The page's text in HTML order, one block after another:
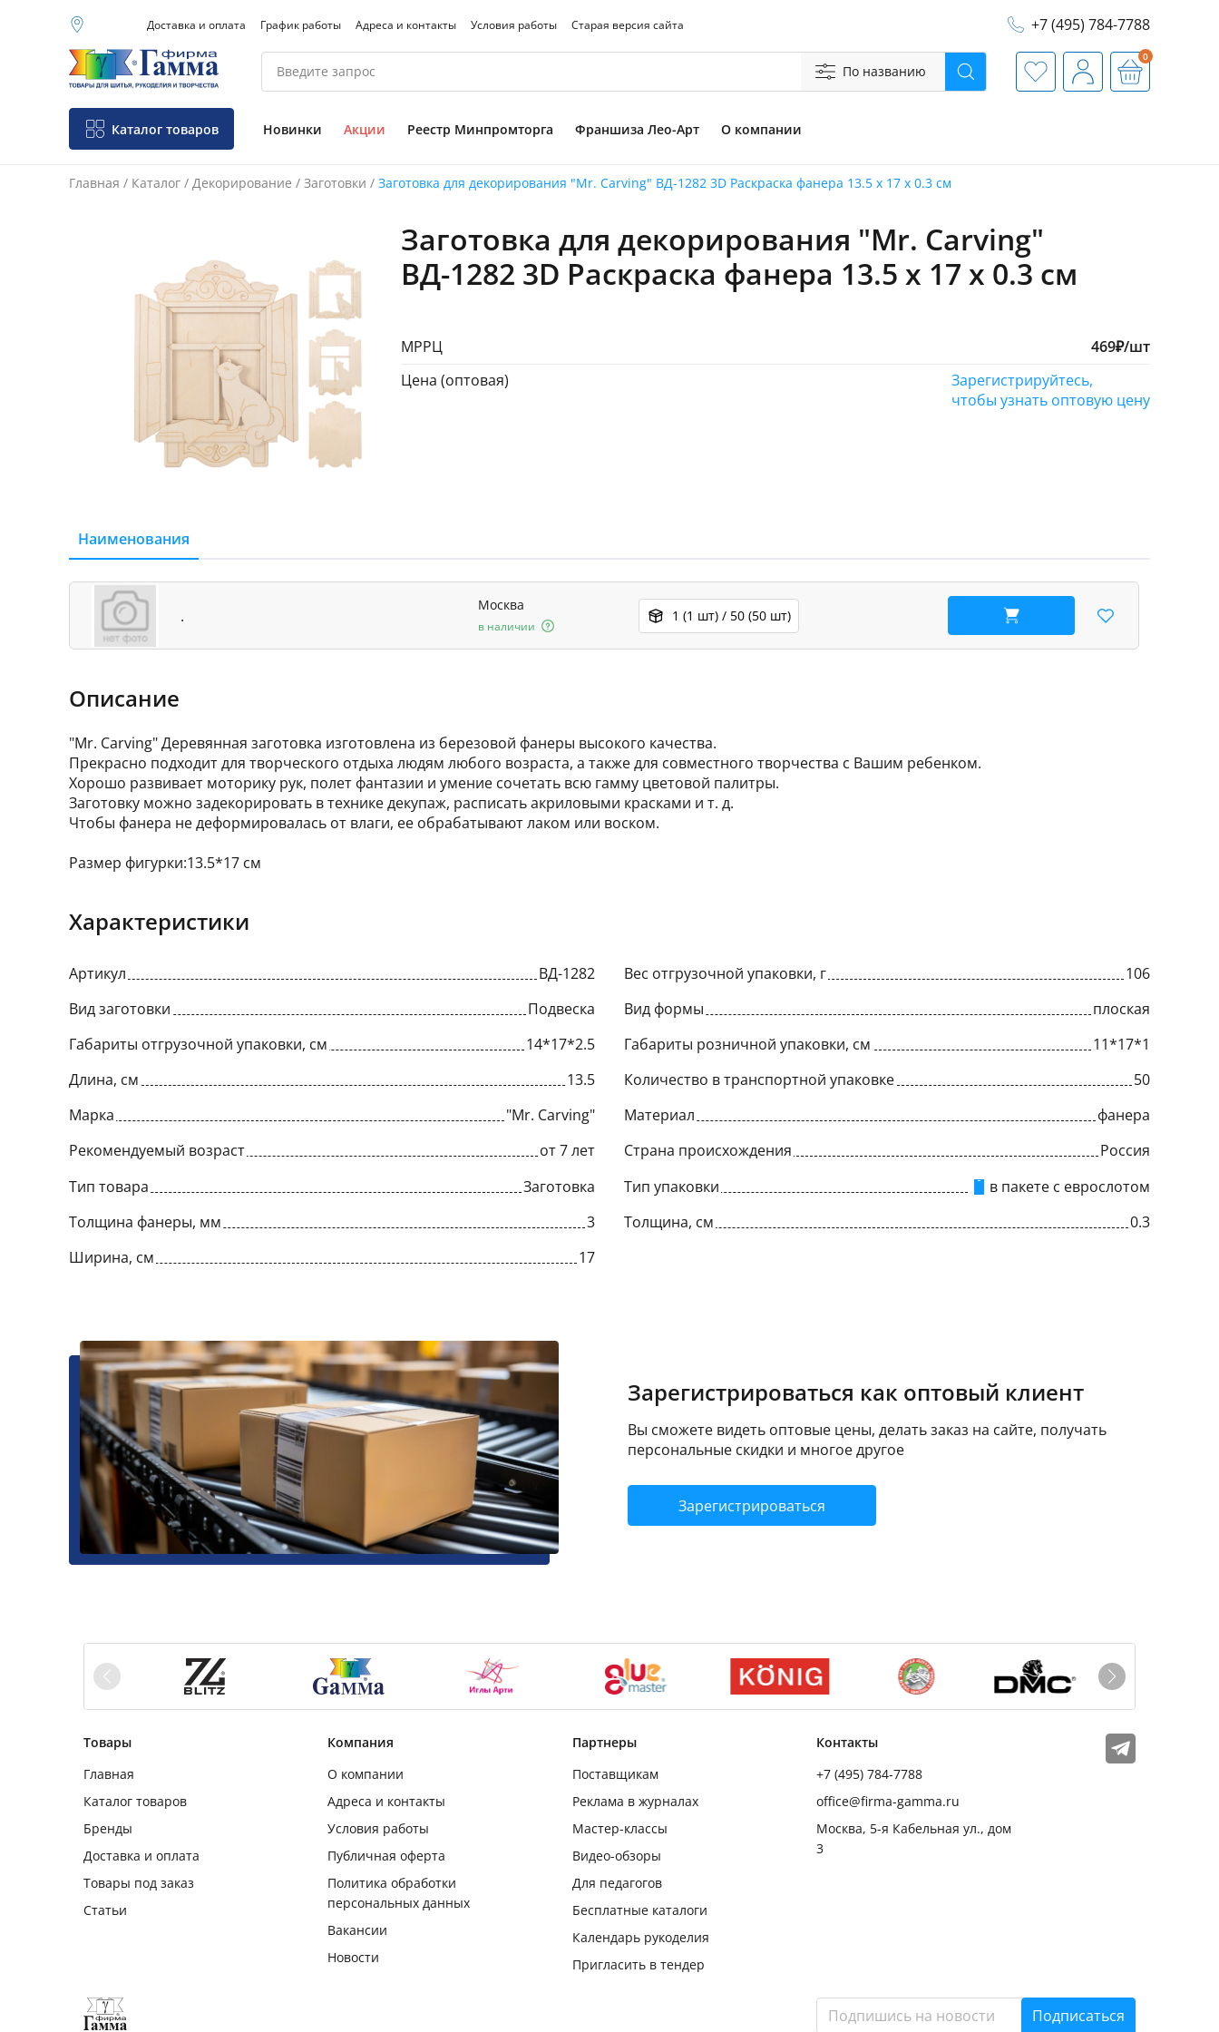
Москва (основной
склад)
Санкт-Петербург
Нижний Новгород
Доставка и оплата График работы Адреса и контакты Условия работы Старая версия сайта +7 (495) 784-7788
По названию Поиск ИзбранноеПрофильКорзина
0
Каталог товаров Новинки Акции Реестр Минпромторга Франшиза Лео-Арт О компании
Главная / Каталог / Декорирование / Заготовки / Заготовка для декорирования "Mr. Carving" ВД-1282 3D Раскраска фанера 13.5 x 17 x 0.3 см
Фото товара
Заготовка для декорирования "Mr. Carving"
ВД-1282 3D Раскраска фанера 13.5 x 17 x 0.3 см
МРРЦ 469₽/шт
Цена (оптовая)
Зарегистрируйтесь,
чтобы узнать оптовую цену
Наименования
.
Москва
в наличии
1 (1 шт) / 50 (50 шт) В корзину
Описание
"Mr. Carving" Деревянная заготовка изготовлена из березовой фанеры высокого качества.
Прекрасно подходит для творческого отдыха людям любого возраста, а также для совместного творчества с Вашим ребенком.
Хорошо развивает моторику рук, полет фантазии и умение сочетать всю гамму цветовой палитры.
Заготовку можно задекорировать в технике декупаж, расписать акриловыми красками и т. д.
Чтобы фанера не деформировалась от влаги, ее обрабатывают лаком или воском.
Размер фигурки:13.5*17 см
Характеристики
Артикул ВД-1282 Вес отгрузочной упаковки, г
106
Вид заготовки
Подвеска Вид формы
плоская
Габариты отгрузочной упаковки, см
14*17*2.5 Габариты розничной упаковки, см
11*17*1
Длина, см
13.5 Количество в транспортной упаковке
50
Марка
"Mr. Carving" Материал
фанера
Рекомендуемый возраст
от 7 лет Страна происхождения
Россия
Тип товара
Заготовка Тип упаковки
в пакете с еврослотом
Толщина фанеры, мм
3 Толщина, см
0.3
Ширина, см
17
Зарегистрироваться как оптовый клиент
Вы сможете видеть оптовые цены, делать заказ на сайте, получать
персональные скидки и многое другое
Зарегистрироваться
Товары
Главная
Каталог товаров
Бренды
Доставка и оплата
Товары под заказ
Статьи
Компания
О компании
Адреса и контакты
Условия работы
Публичная оферта
Политика обработки
персональных данных
Вакансии
Новости
Партнеры
Поставщикам
Реклама в журналах
Мастер-классы
Видео-обзоры
Для педагогов
Бесплатные каталоги
Календарь рукоделия
Пригласить в тендер
Контакты
+7 (495) 784-7788
office@firma-gamma.ru
Москва, 5-я Кабельная ул., дом
3
Мы в соцсетях
Телеграм
Подписаться